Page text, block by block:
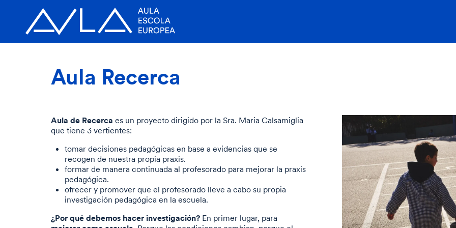
Aula Recerca
Aula de Recerca es un proyecto dirigido por la Sra. Maria Calsamiglia
que tiene 3 vertientes:
tomar decisiones pedagógicas en base a evidencias que se
recogen de nuestra propia praxis.
formar de manera continuada al profesorado para mejorar la praxis
pedagógica.
ofrecer y promover que el profesorado lleve a cabo su propia
investigación pedagógica en la escuela.
¿Por qué debemos hacer investigación? En primer lugar, para